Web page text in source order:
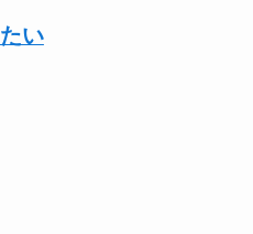
い